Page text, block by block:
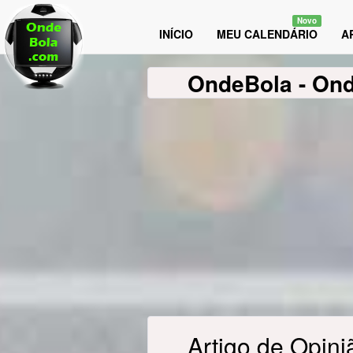
INÍCIO MEU CALENDÁRIO
Novo
OndeBola -
Artigo de